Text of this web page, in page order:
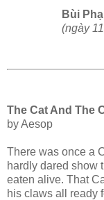
Bùi
(ngày
The Cat And The
by Aesop
There was once a
hardly dared show
eaten alive. That
his claws all ready